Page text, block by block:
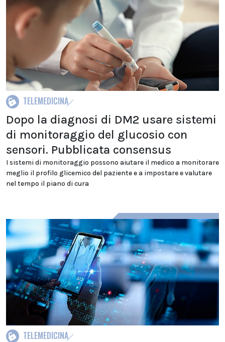
TELEMEDICINA
Dopo la diagnosi di DM2 usare sistemi
di monitoraggio del glucosio con
sensori. Pubblicata consensus
I sistemi di monitoraggio possono aiutare il medico a monitorare
meglio il profilo glicemico del paziente e a impostare e valutare
nel tempo il piano di cura
TELEMEDICINA